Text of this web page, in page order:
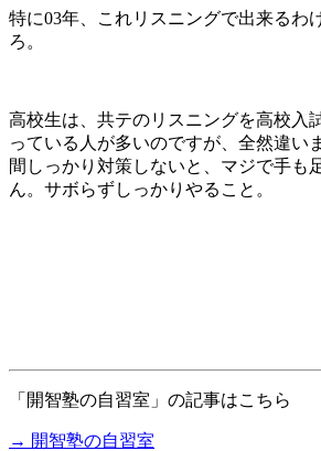
特に03年、これリスニングで出来るわ
ろ。
高校生は、共テのリスニングを高校入
っている人が多いのですが、全然違い
間しっかり対策しないと、マジで手も
ん。サボらずしっかりやること。
「開智塾の自習室」の記事はこちら
→ 開智塾の自習室